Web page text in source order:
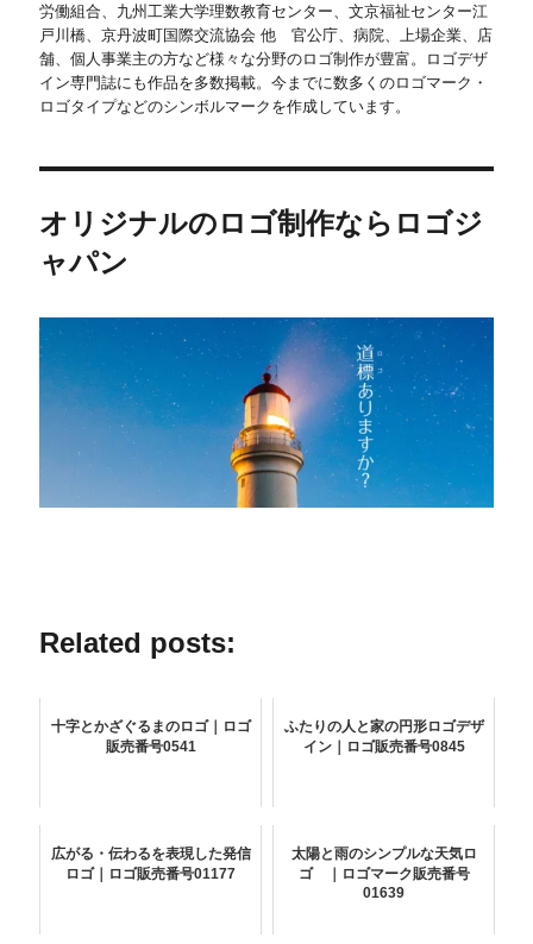
労働組合、九州工業大学理数教育センター、文京福祉センター江
戸川橋、京丹波町国際交流協会 他 官公庁、病院、上場企業、店
舗、個人事業主の方など様々な分野のロゴ制作が豊富。ロゴデザ
イン専門誌にも作品を多数掲載。今までに数多くのロゴマーク・
ロゴタイプなどのシンボルマークを作成しています。
オリジナルのロゴ制作ならロゴジ
ャパン
Related posts:
十字とかざぐるまのロゴ｜ロゴ
販売番号0541
ふたりの人と家の円形ロゴデザ
イン｜ロゴ販売番号0845
広がる・伝わるを表現した発信
ロゴ｜ロゴ販売番号01177
太陽と雨のシンプルな天気ロ
ゴ ｜ロゴマーク販売番号
01639